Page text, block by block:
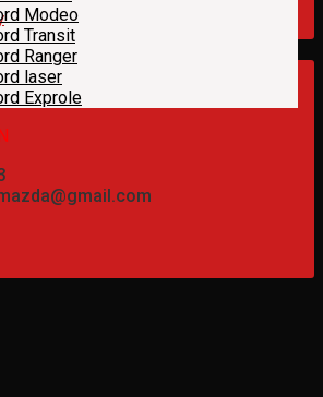
Modeo
Transit
Ranger
laser
Exprole